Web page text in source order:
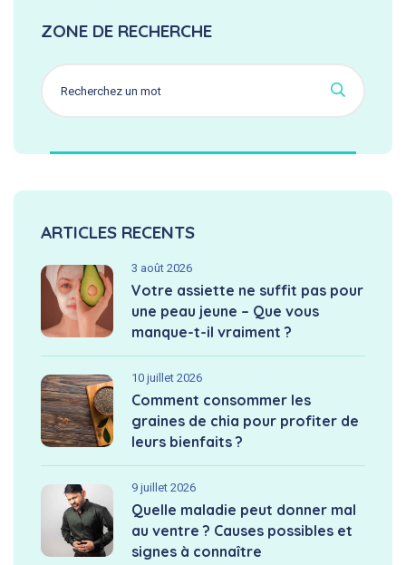
ZONE DE RECHERCHE
ARTICLES RECENTS
3 août 2026
Votre assiette ne suffit pas pour
une peau jeune – Que vous
manque-t-il vraiment ?
10 juillet 2026
Comment consommer les
graines de chia pour profiter de
leurs bienfaits ?
9 juillet 2026
Quelle maladie peut donner mal
au ventre ? Causes possibles et
signes à connaître